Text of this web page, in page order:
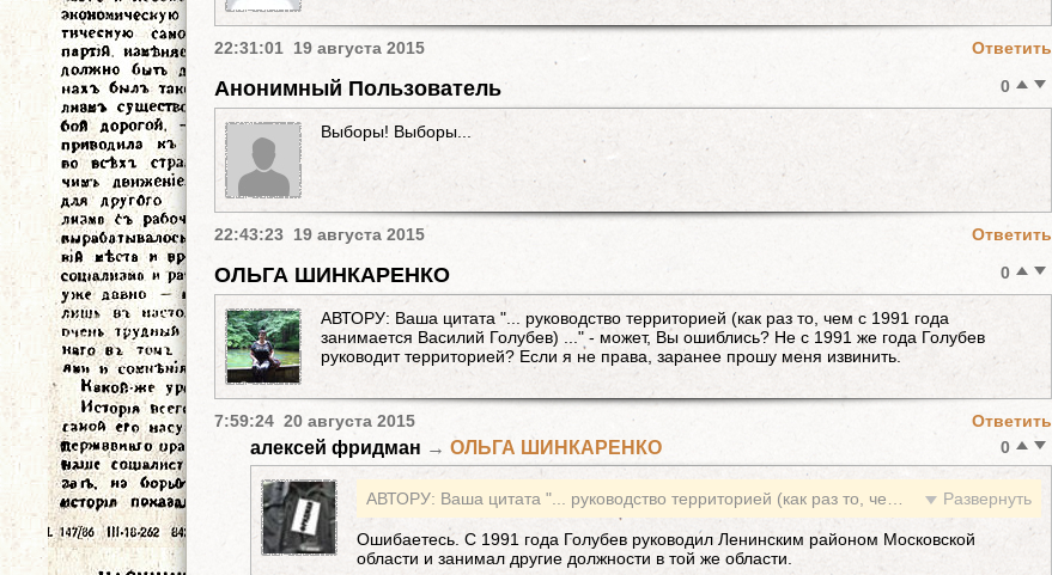
22:31:01 19 августа 2015 Ответить
Анонимный Пользователь 0
Выборы! Выборы...
22:43:23 19 августа 2015 Ответить
ОЛЬГА ШИНКАРЕНКО 0
АВТОРУ: Ваша цитата "... руководство территорией (как раз то, чем с 1991 года
занимается Василий Голубев) ..." - может, Вы ошиблись? Не с 1991 же года Голубев
руководит территорией? Если я не права, заранее прошу меня извинить.
7:59:24 20 августа 2015 Ответить
алексей фридман → ОЛЬГА ШИНКАРЕНКО 0
Ошибаетесь. С 1991 года Голубев руководил Ленинским районом Московской
области и занимал другие должности в той же области.